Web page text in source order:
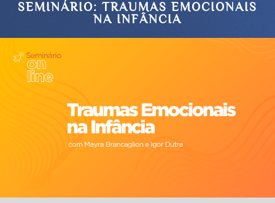
SEMINÁRIO: TRAUMAS EMOCIONAIS
NA INFÂNCIA